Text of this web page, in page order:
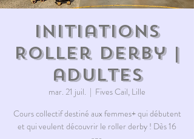
Initiations
Roller Derby |
adultes
mar. 21 juil.
  |
Fives Cail, Lille
Cours collectif destiné aux femmes+ qui débutent
et qui veulent découvrir le roller derby ! Dès 16